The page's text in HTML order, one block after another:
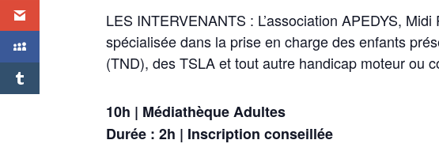
LES INTERVENANTS : L’association APEDYS,
spécialisée dans la prise en charge des enfants
(TND), des TSLA et tout autre handicap moteur ou
10h | Médiathèque Adultes
Durée : 2h | Inscription conseillée